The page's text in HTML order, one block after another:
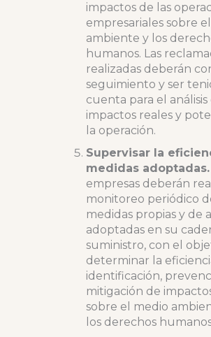
impactos de las
empresariales sobre
ambiente y los
humanos. Las
realizadas deberán
seguimiento y ser
cuenta para el análisis
impactos reales y
la operación.
Supervisar la
medidas adoptadas.
empresas deberán
monitoreo periódico
medidas propias y de
adoptadas en su
suministro, con el
determinar la
identificación,
mitigación de
sobre el medio
los derechos